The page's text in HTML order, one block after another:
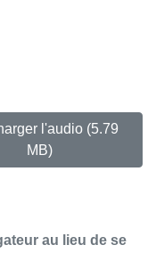
l'audio (5.79
MB)
au lieu de se